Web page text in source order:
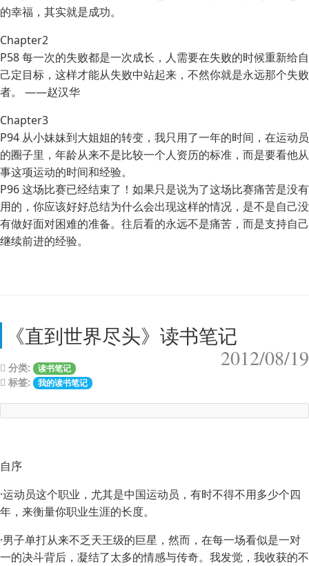
的幸福，其实就是成功。
Chapter2
P58 每一次的失败都是一次成长，人需要在失败的时候重新给自
己定目标，这样才能从失败中站起来，不然你就是永远那个失败
者。 ——赵汉华
Chapter3
P94 从小妹妹到大姐姐的转变，我只用了一年的时间，在运动员
的圈子里，年龄从来不是比较一个人资历的标准，而是要看他从
事这项运动的时间和经验。
P96 这场比赛已经结束了！如果只是说为了这场比赛痛苦是没有
用的，你应该好好总结为什么会出现这样的情况，是不是自己没
有做好面对困难的准备。往后看的永远不是痛苦，而是支持自己
继续前进的经验。
《直到世界尽头》读书笔记
2012/08/19
分类: 读书笔记
标签: 我的读书笔记
自序
·运动员这个职业，尤其是中国运动员，有时不得不用多少个四
年，来衡量你职业生涯的长度。
·男子单打从来不乏天王级的巨星，然而，在每一场看似是一对
一的决斗背后，凝结了太多的情感与传奇。我发觉，我收获的不